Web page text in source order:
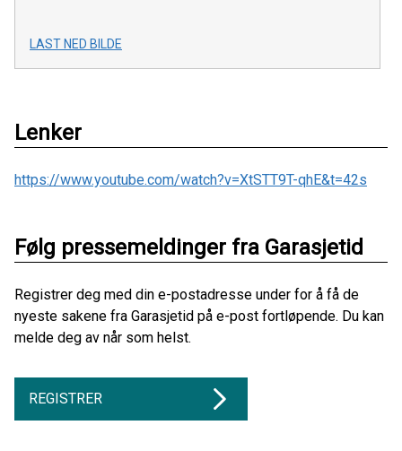
LAST NED BILDE
Lenker
https://www.youtube.com/watch?v=XtSTT9T-qhE&t=42s
Følg pressemeldinger fra Garasjetid
Registrer deg med din e-postadresse under for å få de
nyeste sakene fra Garasjetid på e-post fortløpende. Du kan
melde deg av når som helst.
REGISTRER